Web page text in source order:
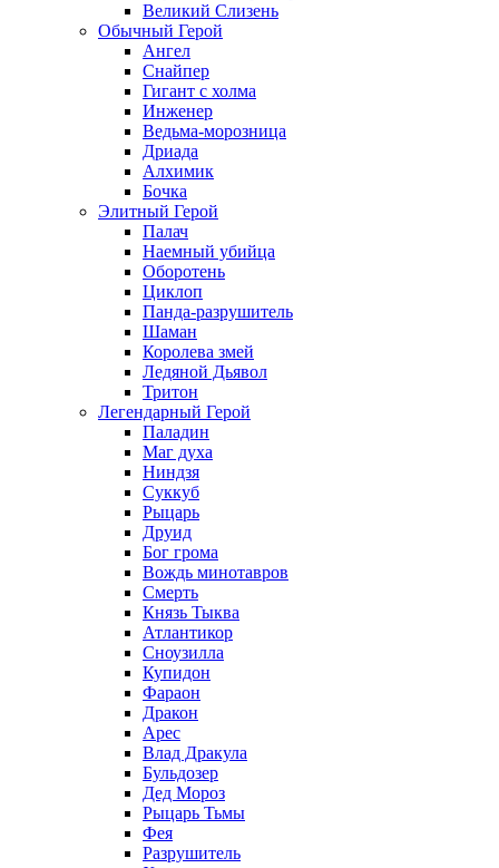
Великий Слизень
Обычный Герой
Ангел
Снайпер
Гигант с холма
Инженер
Ведьма-морозница
Дриада
Алхимик
Бочка
Элитный Герой
Палач
Наемный убийца
Оборотень
Циклоп
Панда-разрушитель
Шаман
Королева змей
Ледяной Дьявол
Тритон
Легендарный Герой
Паладин
Маг духа
Ниндзя
Суккуб
Рыцарь
Друид
Бог грома
Вождь минотавров
Смерть
Князь Тыква
Атлантикор
Сноузилла
Купидон
Фараон
Дракон
Арес
Влад Дракула
Бульдозер
Дед Мороз
Рыцарь Тьмы
Фея
Разрушитель